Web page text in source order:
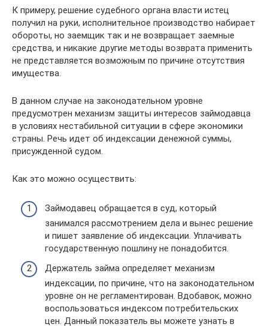
К примеру, решение судебного органа власти истец
получил на руки, исполнительное производство набирает
обороты, но заемщик так и не возвращает заемные
средства, и никакие другие методы возврата применить
не представляется возможным по причине отсутствия
имущества.
В данном случае на законодательном уровне
предусмотрен механизм защиты интересов займодавца
в условиях нестабильной ситуации в сфере экономики
страны. Речь идет об индексации денежной суммы,
присужденной судом.
Как это можно осуществить:
Займодавец обращается в суд, который
занимался рассмотрением дела и вынес решение
и пишет заявление об индексации. Уплачивать
государственную пошлину не понадобится.
Держатель займа определяет механизм
индексации, по причине, что на законодательном
уровне он не регламентирован. Вдобавок, можно
воспользоваться индексом потребительских
цен. Данный показатель вы можете узнать в